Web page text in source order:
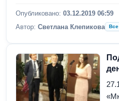
Опубликовано: 03.12.2019 06:59
Автор: Светлана Клепикова